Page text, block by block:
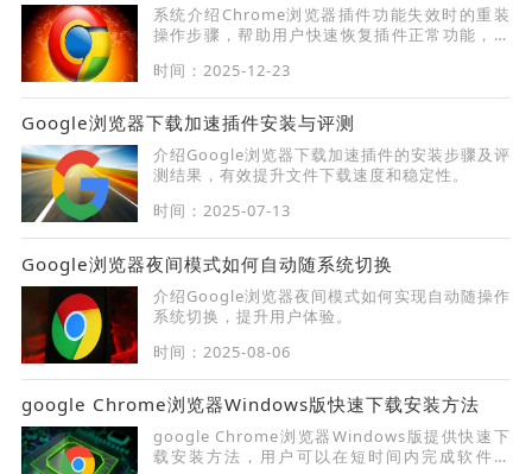
系统介绍Chrome浏览器插件功能失效时的重装
操作步骤，帮助用户快速恢复插件正常功能，确
时间：2025-12-23
Google浏览器下载加速插件安装与评测
介绍Google浏览器下载加速插件的安装步骤及评
测结果，有效提升文件下载速度和稳定性。
时间：2025-07-13
Google浏览器夜间模式如何自动随系统切换
介绍Google浏览器夜间模式如何实现自动随操作
系统切换，提升用户体验。
时间：2025-08-06
google Chrome浏览器Windows版快速下载安装方法
google Chrome浏览器Windows版提供快速下
载安装方法，用户可以在短时间内完成软件部